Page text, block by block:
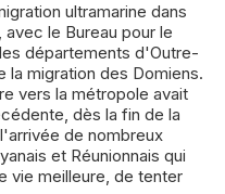
ultramarine dans
le Bureau pour le
départements d'Outre-
migration des Domiens.
vers la métropole avait
dès la fin de la
de nombreux
et Réunionnais qui
vie meilleure, de tenter